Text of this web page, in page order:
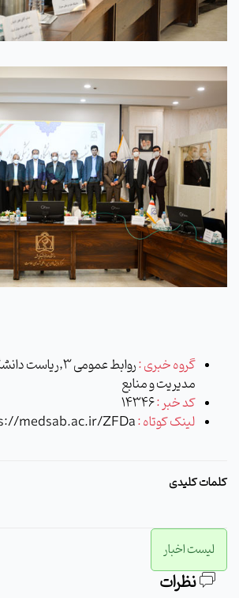
گروه خبری :
روابط عمومی
مدیریت و منابع
کد خبر :14346
لینک کوتاه :medsab.ac.ir/ZFDa
کلمات کلیدی
لیست اخبار
نظرات